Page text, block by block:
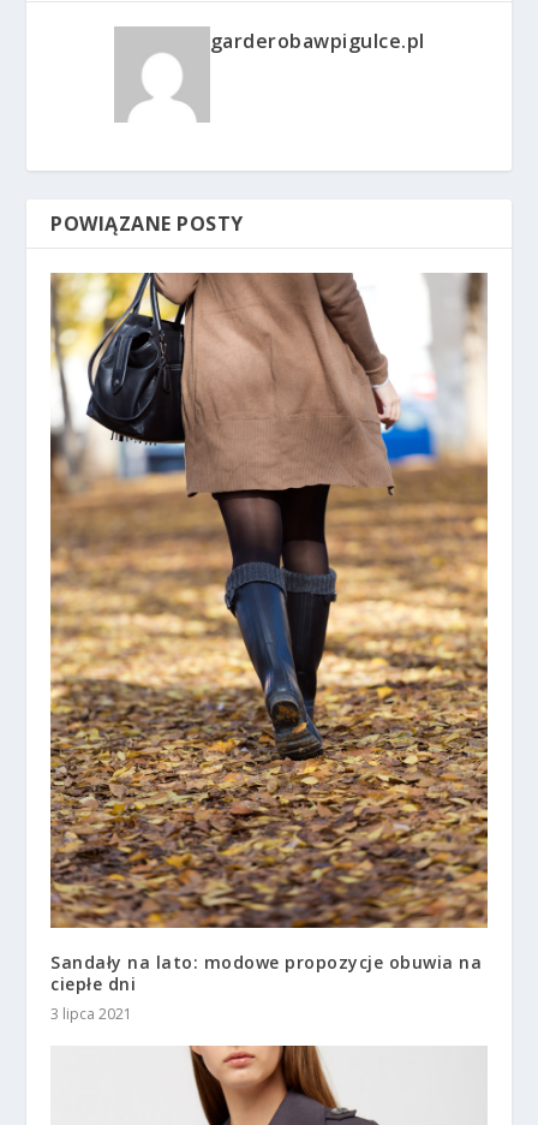
garderobawpigulce.pl
POWIĄZANE POSTY
Sandały na lato: modowe propozycje obuwia na
ciepłe dni
3 lipca 2021